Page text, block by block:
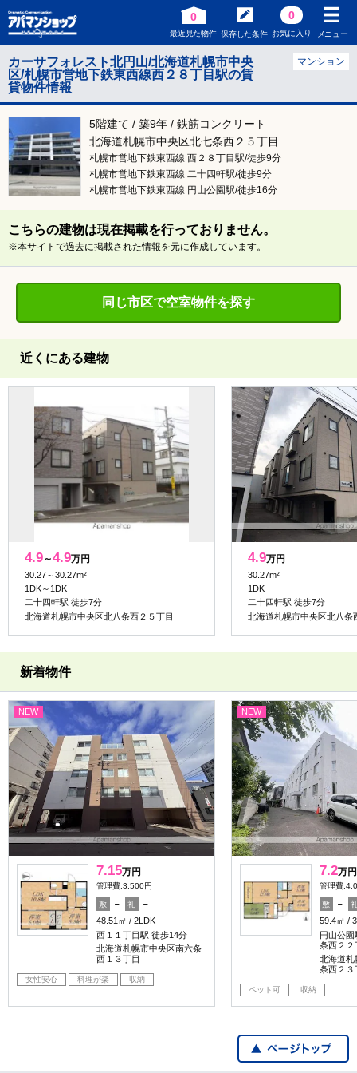
0
最近見た物件 保存した条件
0
お気に入り メニュー
カーサフォレスト北円山/北海道札幌市中央
区/札幌市営地下鉄東西線西２８丁目駅の賃
貸物件情報
マンション
5階建て / 築9年 / 鉄筋コンクリート
北海道札幌市中央区北七条西２５丁目
札幌市営地下鉄東西線 西２８丁目駅/徒歩9分
札幌市営地下鉄東西線 二十四軒駅/徒歩9分
札幌市営地下鉄東西線 円山公園駅/徒歩16分
こちらの建物は現在掲載を行っておりません。
※本サイトで過去に掲載された情報を元に作成しています。
同じ市区で空室物件を探す
近くにある建物
4.9～4.9万円
30.27～30.27m²
1DK～1DK
二十四軒駅 徒歩7分
北海道札幌市中央区北八条西２５丁目
4.9万円
30.27m²
1DK
二十四軒駅 徒歩7分
北海道札幌市中央区北八条
新着物件
NEW
7.15万円
管理費:3,500円
敷 － 礼
－
48.51㎡
2LDK
西１１丁目駅 徒歩14分
北海道札幌市中央区南六条
西１３丁目
女性安心 料理が楽 収納
NEW
7.2万円
管理費
敷 －
59.4㎡
円山公
条西２２
北海道札
条西２３
ペット可 収納